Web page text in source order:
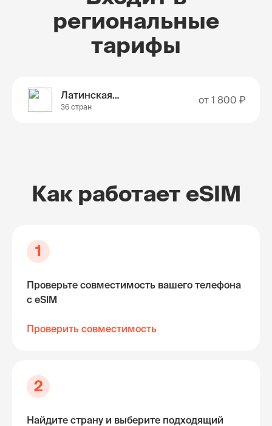
региональные
тарифы
Латинская Америка
36 стран
от 1 800 ₽
Как работает eSIM
1
Проверьте совместимость вашего телефона
с eSIM
Проверить совместимость
2
Найдите страну и выберите подходящий